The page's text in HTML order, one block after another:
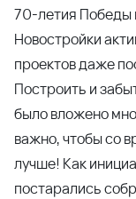
70-летия Победы
Новостройки
проектов даже
Построить и
было вложено
важно, чтобы со
лучше! Как
постарались